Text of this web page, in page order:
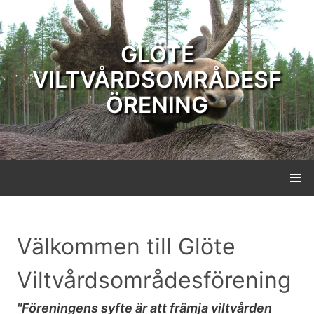
GLÖTE
VILTVÅRDSOMRÅDESF
ÖRENING
Välkommen till Glöte
Viltvårdsområdesförening
"Föreningens syfte är att främja viltvården